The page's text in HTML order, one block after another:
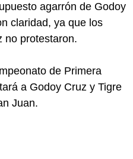
agarrón de Godoy
claridad, ya que los
no protestaron.
de Primera
a Godoy Cruz y Tigre
Juan.